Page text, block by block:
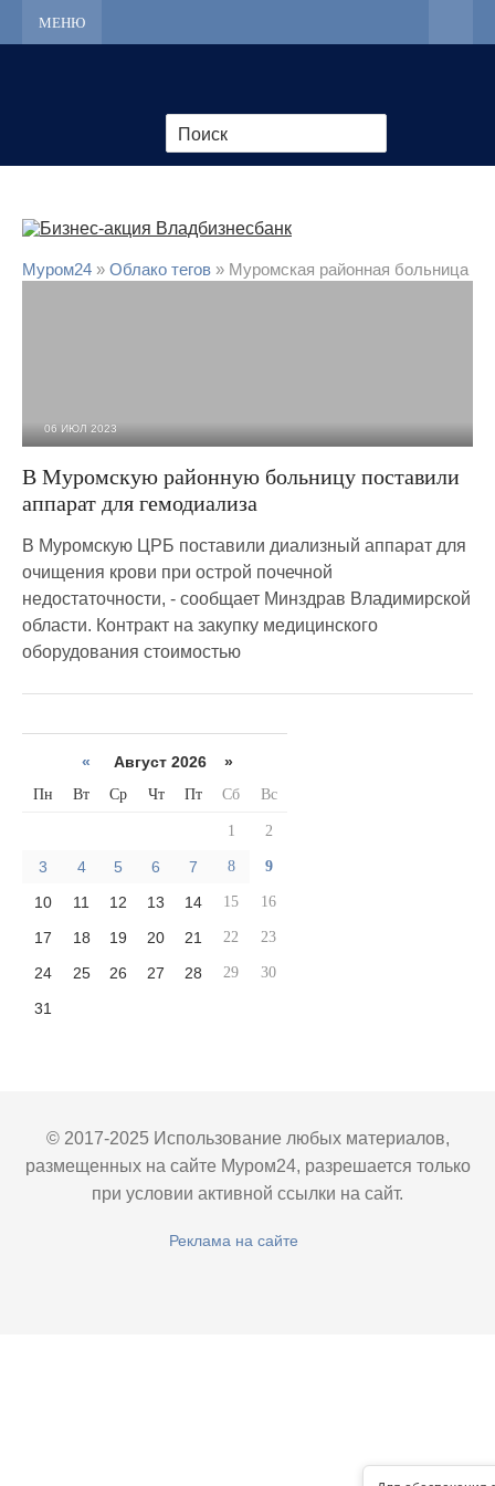
МЕНЮ
Муром24 » Облако тегов » Муромская районная больница
06 ИЮЛ 2023
В Муромскую районную больницу поставили
аппарат для гемодиализа
В Муромскую ЦРБ поставили диализный аппарат для
очищения крови при острой почечной
недостаточности, - сообщает Минздрав Владимирской
области. Контракт на закупку медицинского
оборудования стоимостью
« Август 2026 »
Пн Вт Ср Чт Пт Сб Вс
1 2
3 4 5 6 7 8 9
10 11 12 13 14 15 16
17 18 19 20 21 22 23
24 25 26 27 28 29 30
31
© 2017-2025 Использование любых материалов,
размещенных на сайте Муром24, разрешается только
при условии активной ссылки на сайт.
Реклама на сайте